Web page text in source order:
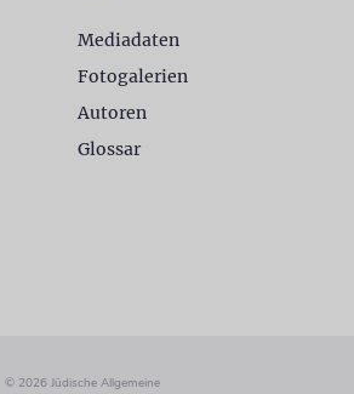
Mediadaten
Fotogalerien
Autoren
Glossar
© 2026 Jüdische Allgemeine